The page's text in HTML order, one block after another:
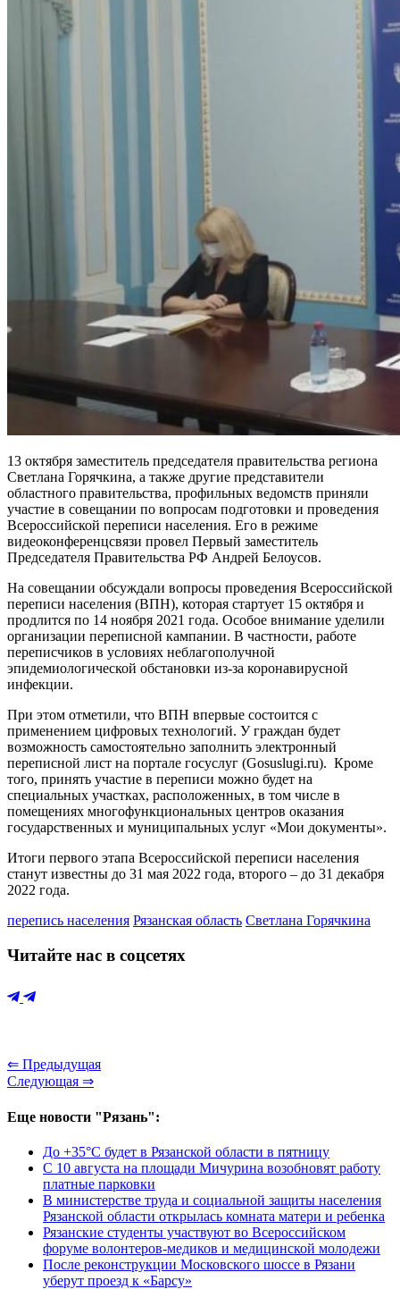
13 октября заместитель председателя правительства региона
Светлана Горячкина, а также другие представители
областного правительства, профильных ведомств приняли
участие в совещании по вопросам подготовки и проведения
Всероссийской переписи населения. Его в режиме
видеоконференцсвязи провел Первый заместитель
Председателя Правительства РФ Андрей Белоусов.
На совещании обсуждали вопросы проведения Всероссийской
переписи населения (ВПН), которая стартует 15 октября и
продлится по 14 ноября 2021 года. Особое внимание уделили
организации переписной кампании. В частности, работе
переписчиков в условиях неблагополучной
эпидемиологической обстановки из-за коронавирусной
инфекции.
При этом отметили, что ВПН впервые состоится с
применением цифровых технологий. У граждан будет
возможность самостоятельно заполнить электронный
переписной лист на портале госуслуг (Gosuslugi.ru). Кроме
того, принять участие в переписи можно будет на
специальных участках, расположенных, в том числе в
помещениях многофункциональных центров оказания
государственных и муниципальных услуг «Мои документы».
Итоги первого этапа Всероссийской переписи населения
станут известны до 31 мая 2022 года, второго – до 31 декабря
2022 года.
перепись населения Рязанская область Светлана Горячкина
Читайте нас в соцсетях
⇐ Предыдущая
Следующая ⇒
Еще новости "Рязань":
До +35°С будет в Рязанской области в пятницу
С 10 августа на площади Мичурина возобновят работу
платные парковки
В министерстве труда и социальной защиты населения
Рязанской области открылась комната матери и ребенка
Рязанские студенты участвуют во Всероссийском
форуме волонтеров-медиков и медицинской молодежи
После реконструкции Московского шоссе в Рязани
уберут проезд к «Барсу»